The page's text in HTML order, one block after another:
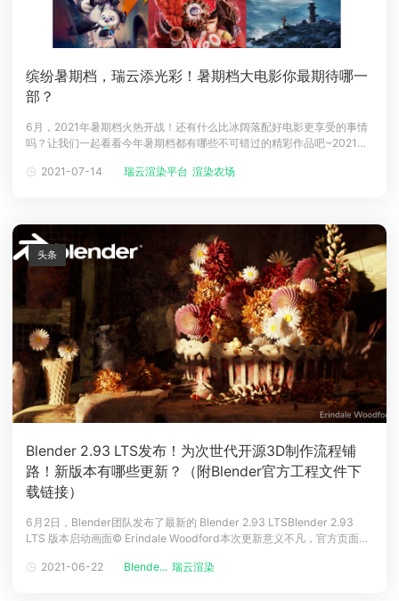
缤纷暑期档，瑞云添光彩！暑期档大电影你最期待哪一
部？
6月，2021年暑期档火热开战！还有什么比冰阔落配好电影更享受的事情
吗？让我们一起看看今年暑期档都有哪些不可错过的精彩作品吧~2021
《俑之城》、《白蛇2：青蛇劫起》、《济公之降龙降世》、《雄狮少
2021-07-14 瑞云渲染平台 渲染农场
Blender 2.93 LTS发布！为次世代开源3D制作流程铺
路！新版本有哪些更新？（附Blender官方工程文件下
载链接）
6月2日，Blender团队发布了最新的 Blender 2.93 LTSBlender 2.93
LTS 版本启动画面© Erindale Woodford本次更新意义不凡，官方页面为
something huge.（小编译：这是一个时代的结束，
2021-06-22 Blende... 瑞云渲染
头条